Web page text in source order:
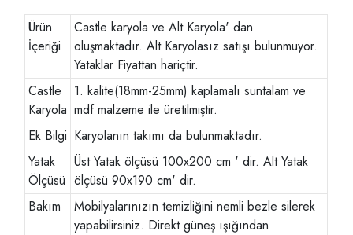
Ürün
İçeriği
Castle karyola ve Alt Karyola' dan
oluşmaktadır. Alt Karyolasız satışı bulunmuyor.
Yataklar Fiyattan hariçtir.
Castle
Karyola
1. kalite(18mm-25mm) kaplamalı suntalam ve
mdf malzeme ile üretilmiştir.
Ek Bilgi Karyolanın takımı da bulunmaktadır.
Yatak
Ölçüsü
Üst Yatak ölçüsü 100x200 cm ' dir. Alt Yatak
ölçüsü 90x190 cm' dir.
Bakım
Mobilyalarınızın temizliğini nemli bezle silerek
yapabilirsiniz. Direkt güneş ışığından